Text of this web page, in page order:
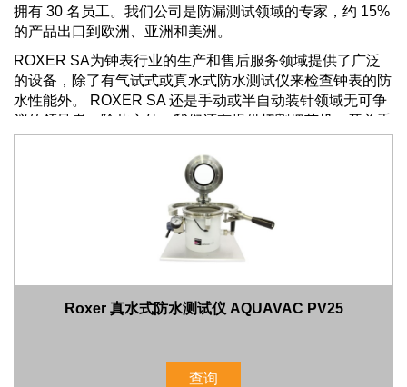
拥有 30 名员工。我们公司是防漏测试领域的专家，约 15%
的产品出口到欧洲、亚洲和美洲。
ROXER SA为钟表行业的生产和售后服务领域提供了广泛
的设备，除了有气试式或真水式防水测试仪来检查钟表的防
水性能外。 ROXER SA 还是手动或半自动装针领域无可争
议的领导者，除此之外，我们还有提供切割把芯机，开关手
表底盖仪器和安装表壳玻璃等仪器。
我们明白到灰尘会妨碍产品的正常运行，着力为手表装配提
供优秀的产品，我们的清洁毛扫和风泵亦深受客户喜爱。
ROXER SA还设计适合在每个工作台使用的单独层流系
统，这个气流式无尘工作间是可防止灰尘沉积在表面上的电
离系统，为用家提供一个没有杂质的工作环境。
所有 ROXER 产品均提供一年保修，并致力提供良好的售后
服务，有助客户提高生产力。
Roxer 真水式防水测试仪 AQUAVAC PV25
查询